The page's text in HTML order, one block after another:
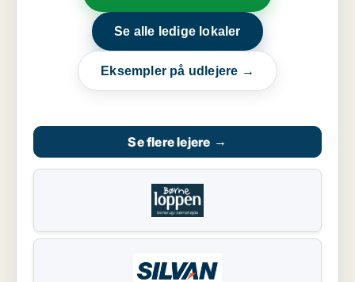
Se alle ledige lokaler
Eksempler på udlejere →
Se flere lejere →